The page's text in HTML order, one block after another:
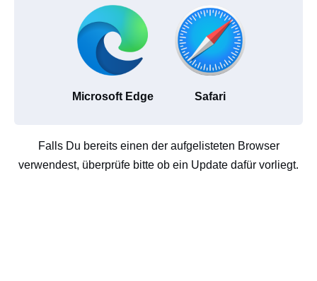
Microsoft Edge Safari
Falls Du bereits einen der aufgelisteten Browser
verwendest, überprüfe bitte ob ein Update dafür vorliegt.